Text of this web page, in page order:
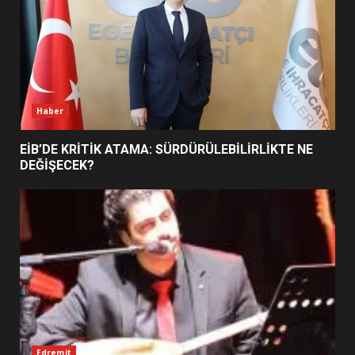
7
BURHANİYE BELEDİYESPOR’DA
YENİ YÖNETİM NASIL
ŞEKİLLENDİ?
Haber
EİB’DE KRİTİK ATAMA: SÜRDÜRÜLEBİLİRLİKTE NE
DEĞİŞECEK?